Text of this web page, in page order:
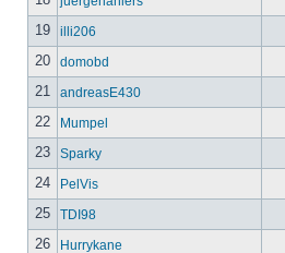
19 illi206
20 domobd
21 andreasE430
22 Mumpel
23 Sparky
24 PelVis
25 TDI98
26 Hurrykane